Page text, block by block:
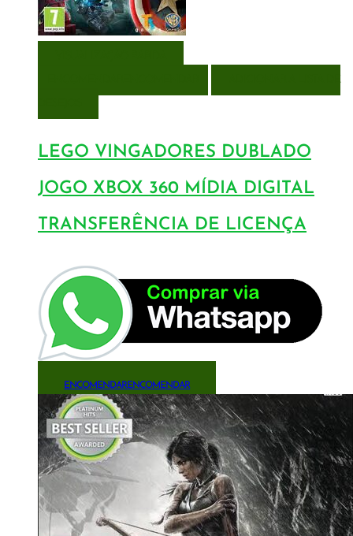
LEGO VINGADORES DUBLADO
JOGO XBOX 360 MÍDIA DIGITAL
TRANSFERÊNCIA DE LICENÇA
ENCOMENDARENCOMENDAR